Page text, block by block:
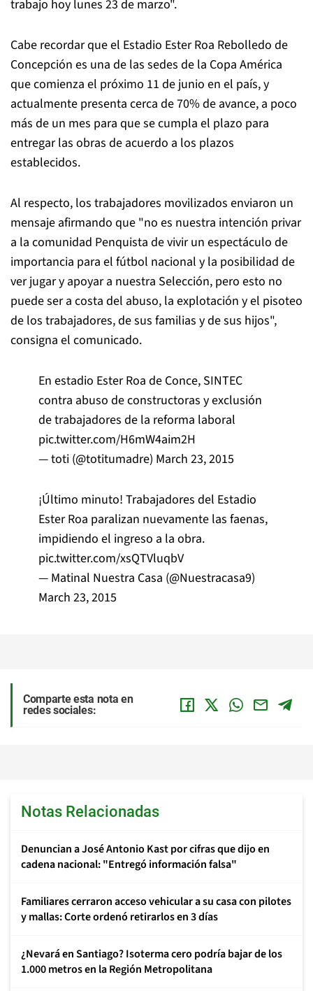
trabajo hoy lunes 23 de marzo".
Cabe recordar que el Estadio Ester Roa Rebolledo de
Concepción es una de las sedes de la Copa América
que comienza el próximo 11 de junio en el país, y
actualmente presenta cerca de 70% de avance, a poco
más de un mes para que se cumpla el plazo para
entregar las obras de acuerdo a los plazos
establecidos.
Al respecto, los trabajadores movilizados enviaron un
mensaje afirmando que "no es nuestra intención privar
a la comunidad Penquista de vivir un espectáculo de
importancia para el fútbol nacional y la posibilidad de
ver jugar y apoyar a nuestra Selección, pero esto no
puede ser a costa del abuso, la explotación y el pisoteo
de los trabajadores, de sus familias y de sus hijos",
consigna el comunicado.
En estadio Ester Roa de Conce, SINTEC
contra abuso de constructoras y exclusión
de trabajadores de la reforma laboral
pic.twitter.com/H6mW4aim2H
— toti (@totitumadre) March 23, 2015
¡Último minuto! Trabajadores del Estadio
Ester Roa paralizan nuevamente las faenas,
impidiendo el ingreso a la obra.
pic.twitter.com/xsQTVluqbV
— Matinal Nuestra Casa (@Nuestracasa9)
March 23, 2015
Comparte esta nota en
redes sociales:
Notas Relacionadas
Denuncian a José Antonio Kast por cifras que dijo en
cadena nacional: "Entregó información falsa"
Familiares cerraron acceso vehicular a su casa con pilotes
y mallas: Corte ordenó retirarlos en 3 días
¿Nevará en Santiago? Isoterma cero podría bajar de los
1.000 metros en la Región Metropolitana